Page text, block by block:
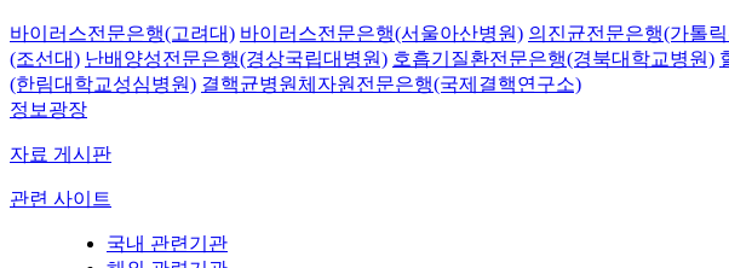
바이러스전문은행(고려대) 바이러스전문은행(서울아산병원) 의진균전문은행(가톨
(조선대) 난배양성전문은행(경상국립대병원) 호흡기질환전문은행(경북대학교병원)
(한림대학교성심병원) 결핵균병원체자원전문은행(국제결핵연구소)
정보광장
자료 게시판
관련 사이트
국내 관련기관